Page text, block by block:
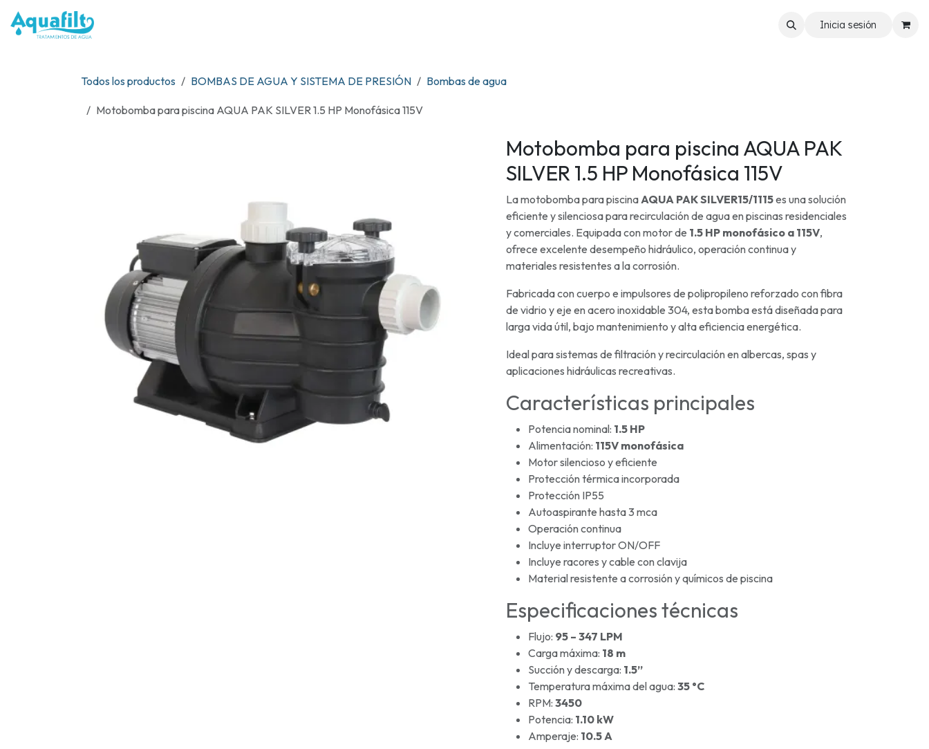
Ir al contenido
Inicia sesión
Todos los productos BOMBAS DE AGUA Y SISTEMA DE PRESIÓN Bombas de agua
Motobomba para piscina AQUA PAK SILVER 1.5 HP Monofásica 115V
Motobomba para piscina AQUA PAK
SILVER 1.5 HP Monofásica 115V
La motobomba para piscinaAQUA PAK SILVER15/1115es una solución
eficiente y silenciosa para recirculación de agua en piscinas residenciales
y comerciales. Equipada con motor de 1.5 HP monofásico a 115V,
ofrece excelente desempeño hidráulico, operación continua y
materiales resistentes a la corrosión.
Fabricada con cuerpo e impulsores de polipropileno reforzado con fibra
de vidrio y eje en acero inoxidable 304, esta bomba está diseñada para
larga vida útil, bajo mantenimiento y alta eficiencia energética.
Ideal para sistemas de filtración y recirculación en albercas, spas y
aplicaciones hidráulicas recreativas.
Características principales
Potencia nominal: 1.5 HP
Alimentación: 115V monofásica
Motor silencioso y eficiente
Protección térmica incorporada
Protección IP55
Autoaspirante hasta 3 mca
Operación continua
Incluye interruptor ON/OFF
Incluye racores y cable con clavija
Material resistente a corrosión y químicos de piscina
Especificaciones técnicas
Flujo: 95 – 347 LPM
Carga máxima: 18 m
Succión y descarga: 1.5”
Temperatura máxima del agua: 35 °C
RPM: 3450
Potencia: 1.10 kW
Amperaje: 10.5 A